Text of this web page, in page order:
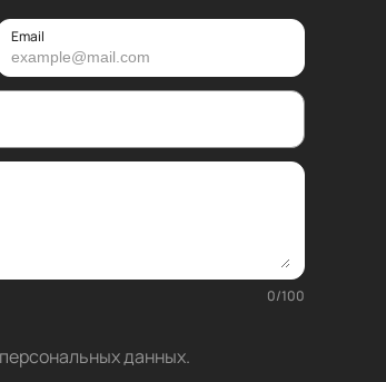
Email
0/100
персональных данных.